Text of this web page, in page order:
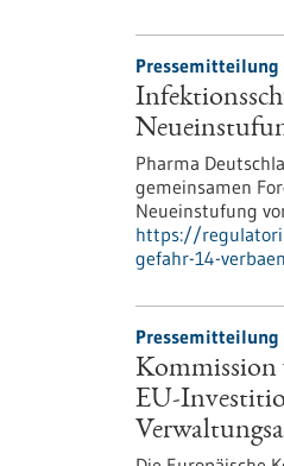
Pressemitteilung
Pharma
gemeinsamen
Neueinstufung
https://
gefahr-14-
Pressemitteilung
Kommission
EU-